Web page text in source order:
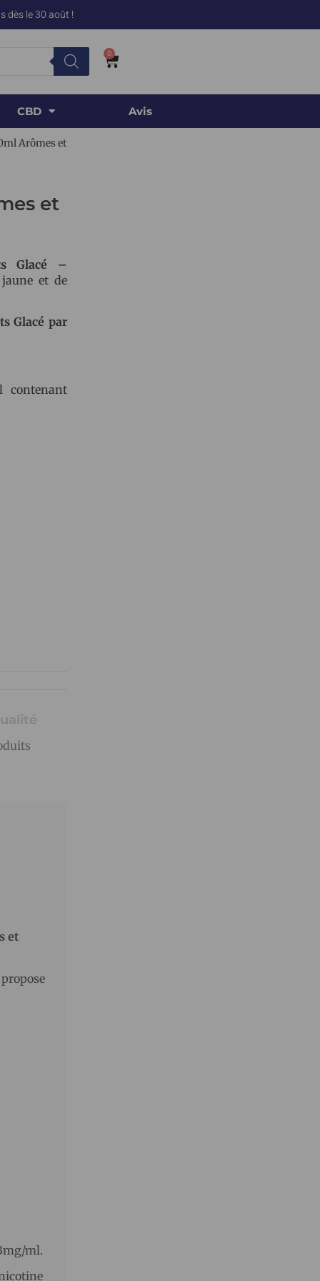
dès le 30 août !
0
CBD Avis
Arômes et
et
Glacé –
et de
Glacé par
contenant
et
ml.